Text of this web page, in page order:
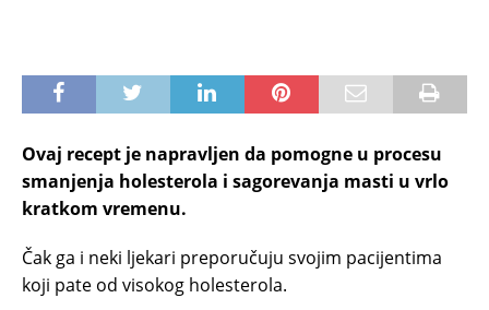
Ovaj recept je napravljen da pomogne u procesu
smanjenja holesterola i sagorevanja masti u vrlo
kratkom vremenu.
Čak ga i neki ljekari preporučuju svojim pacijentima
koji pate od visokog holesterola.